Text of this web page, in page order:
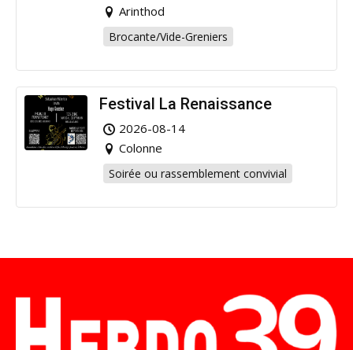
Arinthod
Brocante/Vide-Greniers
Festival La Renaissance
2026-08-14
Colonne
Soirée ou rassemblement convivial